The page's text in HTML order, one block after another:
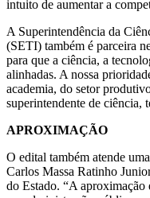
intuito de aumentar a
A Superintendência da
(SETI) também é parceira
para que a ciência, a
alinhadas. A nossa
academia, do setor
superintendente de ciência,
APROXIMAÇÃO
O edital também atende
Carlos Massa Ratinho
do Estado. “A